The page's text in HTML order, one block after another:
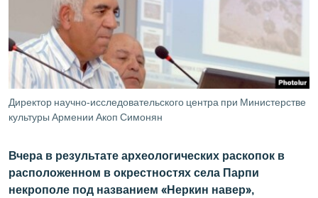
ՄԻՋԱԶԳԱՅԻՆ
ՄՇԱԿՈՒՅԹ
ՍՊՈՐՏ
ՄԵԿՆԱԲԱՆՈՒԹՅՈՒՆ
ՏՏ ԵՒ ԻՆՏԵՐՆԵՏ
ԱՐԽԻՎ
ՏԵՍԱՆՅՈՒԹԵՐ
Директор научно-исследовательского центра при Министерстве
культуры Армении Акоп Симонян
Вчера в результате археологических раскопок в
расположенном в окрестностях села Парпи
некрополе под названием «Неркин навер»,